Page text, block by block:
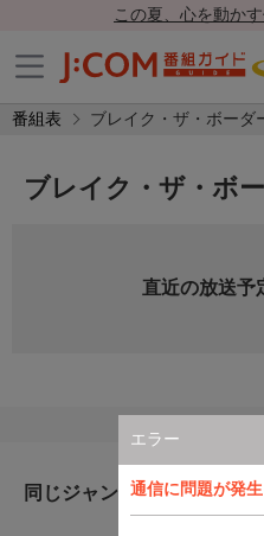
この夏、心を動か
番組表 ブレイク・ザ・ボーダ
エラー
通信に問題が発
ブレイク・ザ・ボ
直近の放送予
同じジャンルのおすすめ番